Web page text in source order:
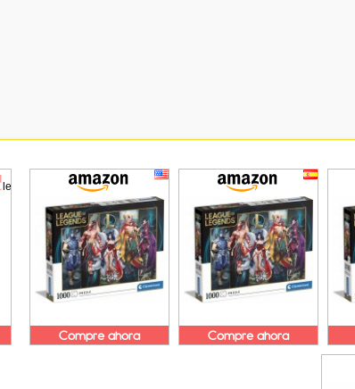
Compre ahora Compre ahora